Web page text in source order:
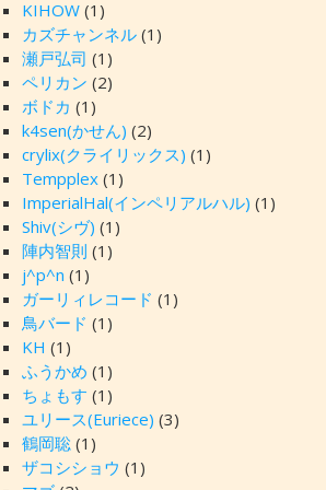
KIHOW (1)
カズチャンネル (1)
瀬戸弘司 (1)
ペリカン (2)
ボドカ (1)
k4sen(かせん) (2)
crylix(クライリックス) (1)
Tempplex (1)
ImperialHal(インペリアルハル) (1)
Shiv(シヴ) (1)
陣内智則 (1)
j^p^n (1)
ガーリィレコード (1)
鳥バード (1)
KH (1)
ふうかめ (1)
ちょもす (1)
ユリース(Euriece) (3)
鶴岡聡 (1)
ザコシショウ (1)